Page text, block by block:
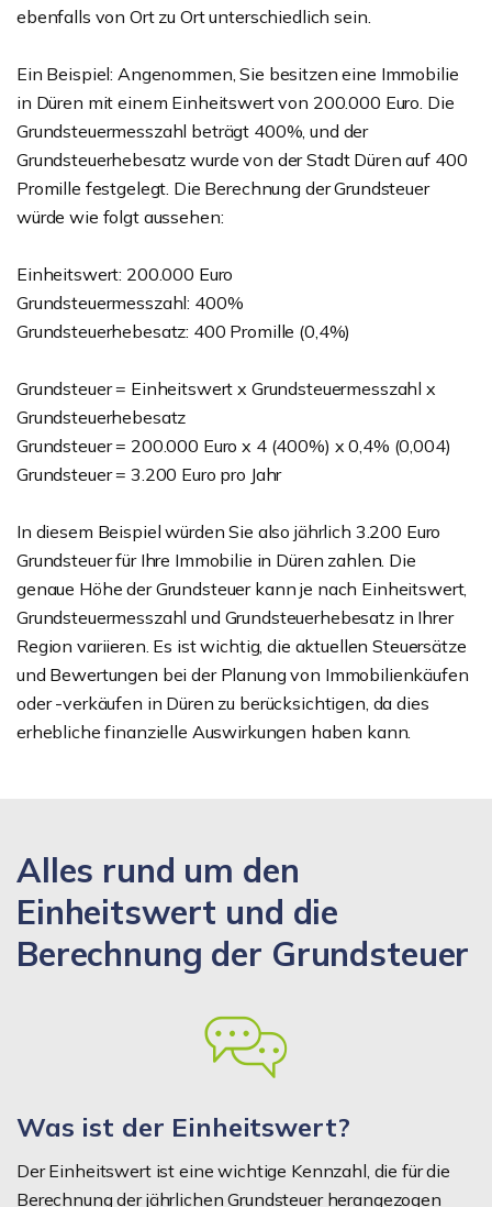
ebenfalls von Ort zu Ort unterschiedlich sein.
Ein Beispiel: Angenommen, Sie besitzen eine Immobilie
in Düren mit einem Einheitswert von 200.000 Euro. Die
Grundsteuermesszahl beträgt 400%, und der
Grundsteuerhebesatz wurde von der Stadt Düren auf 400
Promille festgelegt. Die Berechnung der Grundsteuer
würde wie folgt aussehen:
Einheitswert: 200.000 Euro
Grundsteuermesszahl: 400%
Grundsteuerhebesatz: 400 Promille (0,4%)
Grundsteuer = Einheitswert x Grundsteuermesszahl x
Grundsteuerhebesatz
Grundsteuer = 200.000 Euro x 4 (400%) x 0,4% (0,004)
Grundsteuer = 3.200 Euro pro Jahr
In diesem Beispiel würden Sie also jährlich 3.200 Euro
Grundsteuer für Ihre Immobilie in Düren zahlen. Die
genaue Höhe der Grundsteuer kann je nach Einheitswert,
Grundsteuermesszahl und Grundsteuerhebesatz in Ihrer
Region variieren. Es ist wichtig, die aktuellen Steuersätze
und Bewertungen bei der Planung von Immobilienkäufen
oder -verkäufen in Düren zu berücksichtigen, da dies
erhebliche finanzielle Auswirkungen haben kann.
Alles rund um den
Einheitswert und die
Berechnung der Grundsteuer
Was ist der Einheitswert?
Der Einheitswert ist eine wichtige Kennzahl, die für die
Berechnung der jährlichen Grundsteuer herangezogen